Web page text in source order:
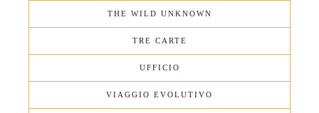
THE WILD UNKNOWN
TRE CARTE
UFFICIO
VIAGGIO EVOLUTIVO